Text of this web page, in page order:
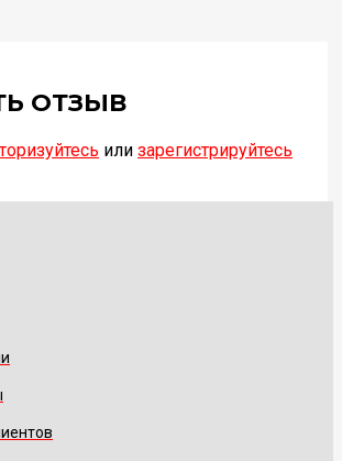
ОТЗЫВ
или зарегистрируйтесь